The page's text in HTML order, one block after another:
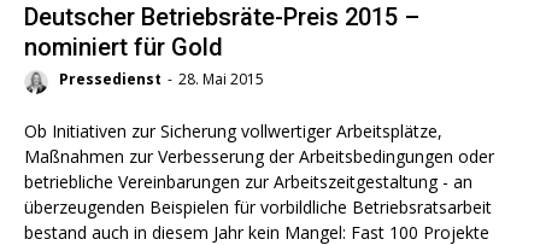
Deutscher Betriebsräte-Preis 2015 –
nominiert für Gold
Pressedienst - 28. Mai 2015
Ob Initiativen zur Sicherung vollwertiger Arbeitsplätze,
Maßnahmen zur Verbesserung der Arbeitsbedingungen oder
betriebliche Vereinbarungen zur Arbeitszeitgestaltung - an
überzeugenden Beispielen für vorbildliche Betriebsratsarbeit
bestand auch in diesem Jahr kein Mangel: Fast 100 Projekte